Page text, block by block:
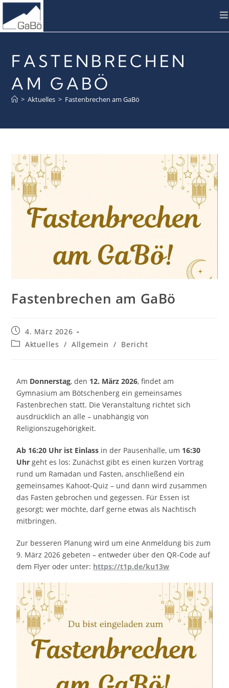
FASTENBRECHEN
AM GABÖ
> Aktuelles > Fastenbrechen am GaBö
Fastenbrechen am GaBö
4. März 2026
Aktuelles / Allgemein / Bericht
Am Donnerstag, den 12. März 2026, findet am
Gymnasium am Bötschenberg ein gemeinsames
Fastenbrechen statt. Die Veranstaltung richtet sich
ausdrücklich an alle – unabhängig von
Religionszugehörigkeit.
Ab 16:20 Uhr ist Einlass in der Pausenhalle, um 16:30
Uhr geht es los: Zunächst gibt es einen kurzen Vortrag
rund um Ramadan und Fasten, anschließend ein
gemeinsames Kahoot-Quiz – und dann wird zusammen
das Fasten gebrochen und gegessen. Für Essen ist
gesorgt; wer möchte, darf gerne etwas als Nachtisch
mitbringen.
Zur besseren Planung wird um eine Anmeldung bis zum
9. März 2026 gebeten – entweder über den QR-Code auf
dem Flyer oder unter: https://t1p.de/ku13w